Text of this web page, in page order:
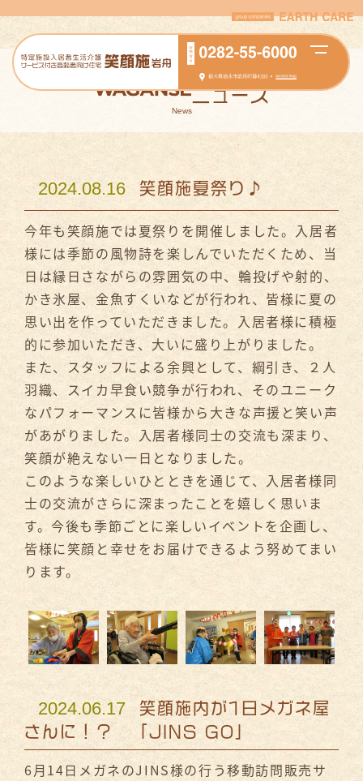
ニュース
News
2024.08.16 笑顔施夏祭り♪
今年も笑顔施では夏祭りを開催しました。入居者
様には季節の風物詩を楽しんでいただくため、当
日は縁日さながらの雰囲気の中、輪投げや射的、
かき氷屋、金魚すくいなどが行われ、皆様に夏の
思い出を作っていただきました。入居者様に積極
的に参加いただき、大いに盛り上がりました。
また、スタッフによる余興として、綱引き、２人
羽織、スイカ早食い競争が行われ、そのユニーク
なパフォーマンスに皆様から大きな声援と笑い声
があがりました。入居者様同士の交流も深まり、
笑顔が絶えない一日となりました。
このような楽しいひとときを通じて、入居者様同
士の交流がさらに深まったことを嬉しく思いま
す。今後も季節ごとに楽しいイベントを企画し、
皆様に笑顔と幸せをお届けできるよう努めてまい
ります。
2024.06.17
笑顔施内が1日メガネ屋
さんに！？ 「JINS GO」
6月14日メガネのJINS様の行う移動訪問販売サ